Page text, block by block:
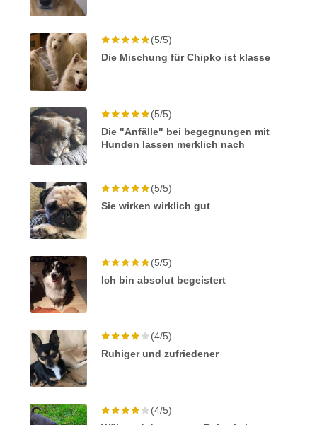
(5/5)
Die Mischung für Chipko ist klasse
(5/5)
Die "Anfälle" bei begegnungen mit
Hunden lassen merklich nach
(5/5)
Sie wirken wirklich gut
(5/5)
Ich bin absolut begeistert
(4/5)
Ruhiger und zufriedener
(4/5)